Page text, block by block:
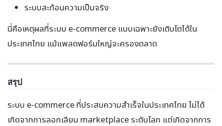
ระบบสะท้อนความเป็นจริง
นี่คือเหตุผลที่ระบบ e-commerce แบบเฉพาะยังเติบโตได้ใน
ประเทศไทย แม้แพลตฟอร์มใหญ่จะครองตลาด
สรุป
ระบบ e-commerce ที่ประสบความสำเร็จในประเทศไทย ไม่ได้
เกิดจากการลอกเลียน marketplace ระดับโลก แต่เกิดจากการ